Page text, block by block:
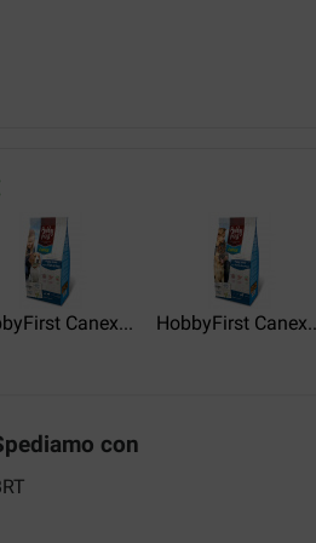
prezzo:
levering
een zeer gezonde en vitale hond. Zij
uit dat zij mede dankzij deze brokken
Canex... HobbyFirst
con